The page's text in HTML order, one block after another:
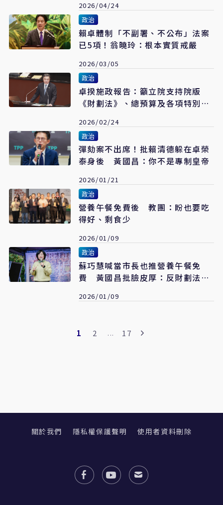
2026/04/24
政治
賴卓體制「不副署、不公布」法案
已5項！翁曉玲：根本實質戒嚴
2026/03/05
政治
卓揆施政報告：籲立院支持院版
《財劃法》、總預算及各項特別條
2026/02/24
政治
彈劾案不出席！批賴清德躲在卓榮
泰身後 黃國昌：你不是專制皇帝
2026/01/21
政治
營養午餐免費後 教團：盼也要吃
得好、剩食少
2026/01/09
政治
蘇巧慧喊當市長也推營養午餐免
費 黃國昌批臉皮厚：反財劃法又
2026/01/09
1 2 ... 17
關於我們 隱私權保護聲明 使用者資料刪除